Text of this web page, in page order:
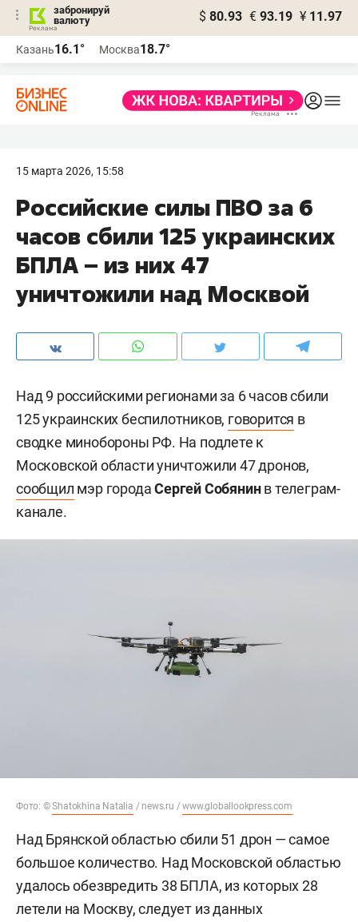
забронируй
валюту
$ 80.93 € 93.19 ¥ 11.97
Казань16.1° Москва18.7°
15 марта 2026, 15:58
Российские силы ПВО за 6
часов сбили 125 украинских
БПЛА – из них 47
уничтожили над Москвой
Над 9 российскими регионами за 6 часов сбили
125 украинских беспилотников, говорится в
сводке минобороны РФ. На подлете к
Московской области уничтожили 47 дронов,
сообщил мэр городаСергей Собянинв телеграм-
канале.
Фото: ©Shatokhina Natalia / news.ru /www.globallookpress.com
Над Брянской областью сбили 51 дрон — самое
большое количество. Над Московской областью
удалось обезвредить 38 БПЛА, из которых 28
летели на Москву, следует из данных